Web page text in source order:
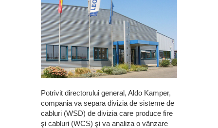
Potrivit directorului general, Aldo Kamper,
compania va separa divizia de sisteme de
cabluri (WSD) de divizia care produce fire
şi cabluri (WCS) şi va analiza o vânzare